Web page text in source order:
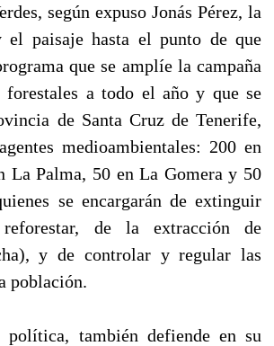
según expuso Jonás Pérez, la
el paisaje hasta el punto de que
que se amplíe la campaña
forestales a todo el año y que se
de Santa Cruz de Tenerife,
medioambientales: 200 en
La Palma, 50 en La Gomera y 50
se encargarán de extinguir
de la extracción de
y de controlar y regular las
población.
política, también defiende en su